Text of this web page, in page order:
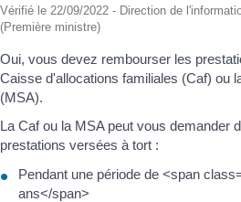
Vérifié le 22/09/2022 - Direction de
(Première ministre)
Oui, vous devez rembourser les
Caisse d'allocations familiales (Caf) ou
(MSA).
La Caf ou la MSA peut vous demander
prestations versées à tort :
Pendant une période de <span
ans</span>